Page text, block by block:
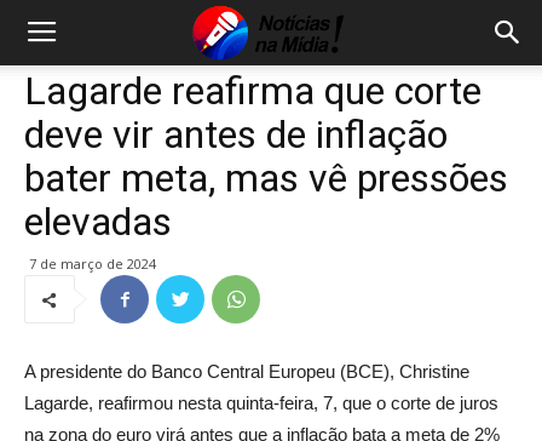
Lagarde reafirma que corte
deve vir antes de inflação
bater meta, mas vê pressões
elevadas
7 de março de 2024
A presidente do Banco Central Europeu (BCE), Christine
Lagarde, reafirmou nesta quinta-feira, 7, que o corte de juros
na zona do euro virá antes que a inflação bata a meta de 2%